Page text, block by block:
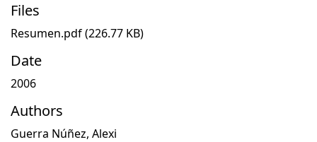
Files
Resumen.pdf(226.77 KB)
Date
2006
Authors
Guerra Núñez, Alexi